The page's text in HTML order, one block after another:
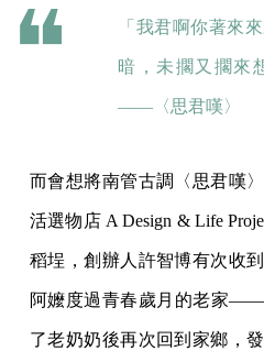
「我君啊你著來
暗，未擱又擱來
——〈思君嘆〉
而會想將南管古調〈思君嘆
活選物店 A Design & Life
稻埕，創辦人許智博有次收
阿嬤度過青春歲月的老家
了老奶奶後再次回到家鄉，